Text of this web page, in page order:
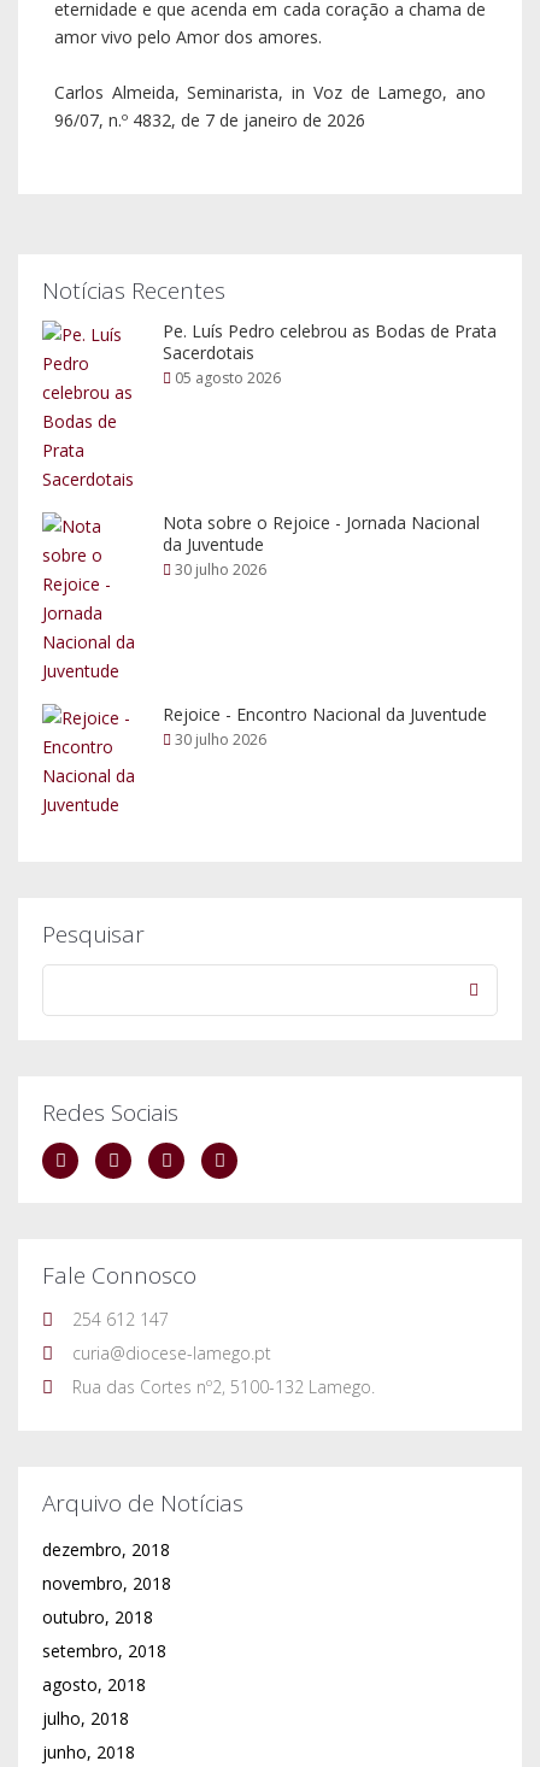
eternidade e que acenda em cada coração a chama de
amor vivo pelo Amor dos amores.
Carlos Almeida, Seminarista, in Voz de Lamego, ano
96/07, n.º 4832, de 7 de janeiro de 2026
Notícias Recentes
Pe. Luís Pedro celebrou as Bodas de Prata
Sacerdotais
05 agosto 2026
Nota sobre o Rejoice - Jornada Nacional
da Juventude
30 julho 2026
Rejoice - Encontro Nacional da Juventude
30 julho 2026
Pesquisar
Redes Sociais
Fale Connosco
254 612 147
curia@diocese-lamego.pt
Rua das Cortes nº2, 5100-132 Lamego.
Arquivo de Notícias
dezembro, 2018
novembro, 2018
outubro, 2018
setembro, 2018
agosto, 2018
julho, 2018
junho, 2018